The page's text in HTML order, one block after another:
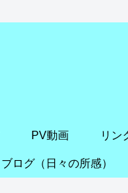
PV動画 リン
ブログ（日々の所感）